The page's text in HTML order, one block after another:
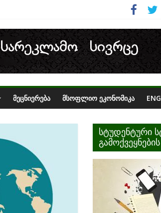
ᲛᲔᲪᲜᲘᲔᲠᲔᲑᲐ ᲛᲡᲝᲤᲚᲘᲝ ᲔᲙᲝᲜᲝᲛᲘᲙᲐ
სტუდენტური